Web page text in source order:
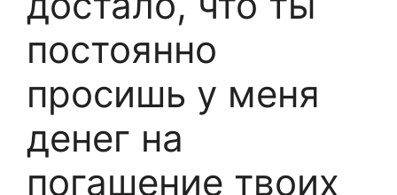
постоянно
просишь у меня
денег на
погашение твоих